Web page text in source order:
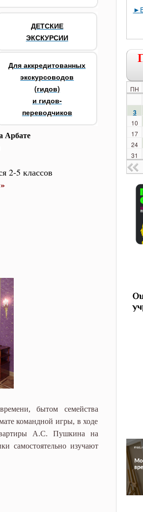
ДЕТСКИЕ
ЭКСКУРСИИ
Для аккредитованных
экскурсоводов
(гидов)
и гидов-
переводчиков
Арбате
2-5 классов
бытом семейства
командной игры, в ходе
А.С. Пушкина на
самостоятельно изучают
►
ПН
3
10
17
24
31